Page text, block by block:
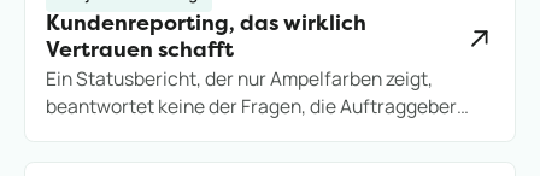
Kundenreporting, das wirklich
Vertrauen schafft
Ein Statusbericht, der nur Ampelfarben zeigt,
beantwortet keine der Fragen, die Auftraggeber
Kundenreporting auf, das Vertrauen schafft statt